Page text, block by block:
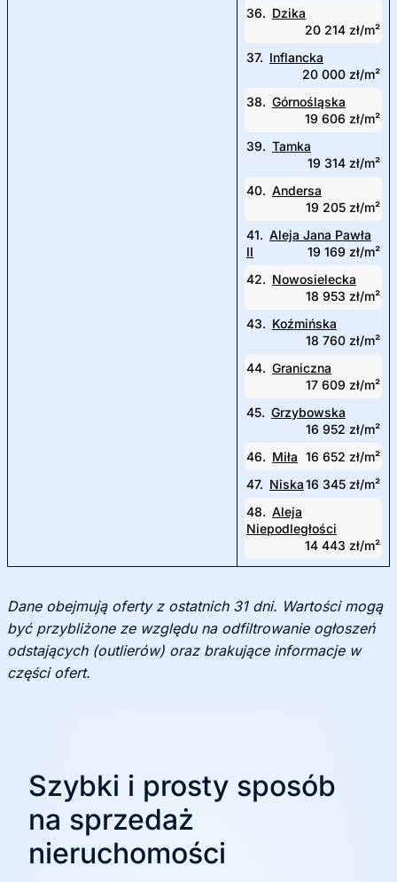
36. Dzika
20 214 zł/m²
37. Inflancka
20 000 zł/m²
38. Górnośląska
19 606 zł/m²
39. Tamka
19 314 zł/m²
40. Andersa
19 205 zł/m²
41. Aleja Jana Pawła
II
19 169 zł/m²
42. Nowosielecka
18 953 zł/m²
43. Koźmińska
18 760 zł/m²
44. Graniczna
17 609 zł/m²
45. Grzybowska
16 952 zł/m²
46. Miła 16 652 zł/m²
47. Niska16 345 zł/m²
48. Aleja
Niepodległości
14 443 zł/m²
Dane obejmują oferty z ostatnich 31 dni. Wartości mogą
być przybliżone ze względu na odfiltrowanie ogłoszeń
odstających (outlierów) oraz brakujące informacje w
części ofert.
Szybki i prosty sposób
na sprzedaż
nieruchomości